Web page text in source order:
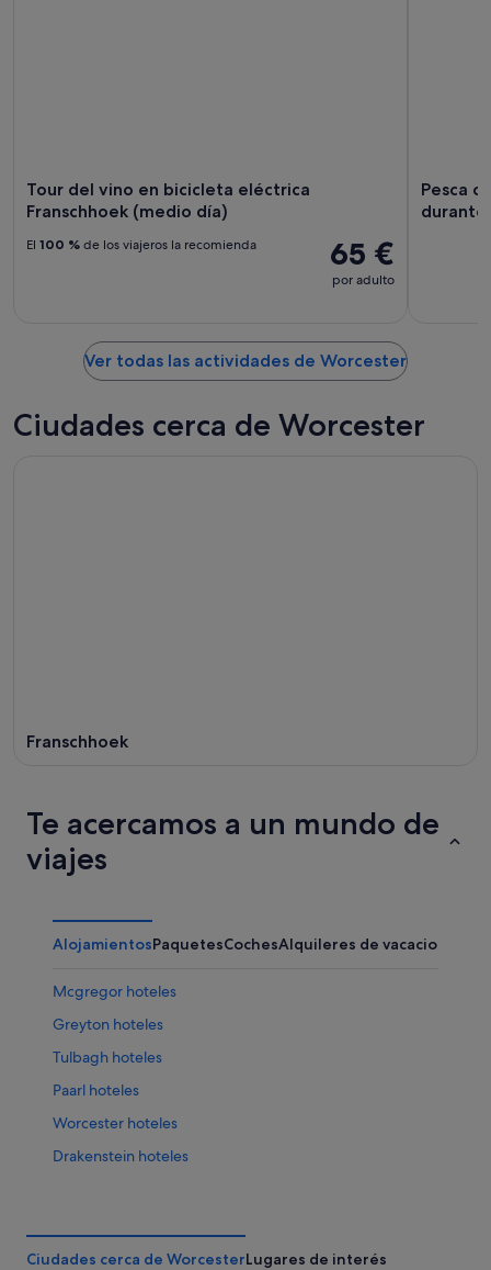
Tour del vino en bicicleta eléctrica
Franschhoek (medio día)
65 €
por adulto
El 100 % de los viajeros la recomienda
Pesca
durante
Ver todas las actividades de Worcester
Ciudades cerca de Worcester
Franschhoek
Te acercamos a un mundo de
viajes
AlojamientosPaquetesCochesAlquileres de vacaciones
Mcgregor hoteles
Greyton hoteles
Tulbagh hoteles
Paarl hoteles
Worcester hoteles
Drakenstein hoteles
Rawsonville hoteles
Ciudades cerca de WorcesterLugares de interés